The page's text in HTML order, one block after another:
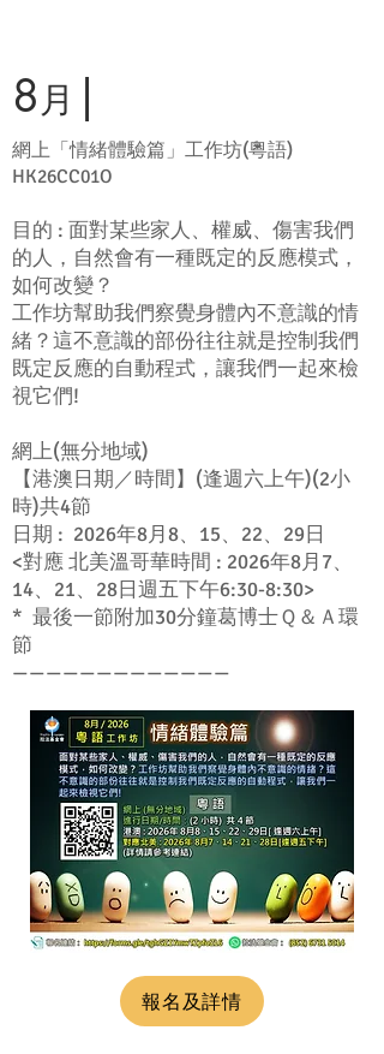
8月 |
網上「情緒體驗篇」工作坊(粵語)
HK26CC01O
目的 : 面對某些家人、權威、傷害我們
的人，自然會有一種既定的反應模式，
如何改變？
工作坊幫助我們察覺身體內不意識的情
緒？這不意識的部份往往就是控制我們
既定反應的自動程式，讓我們一起來檢
視它們!
網上(無分地域)
【港澳日期／時間】(逢週六上午)(2小
時)共4節
日期 : 2026年8月8、15、22、29日
<對應 北美溫哥華時間 : 2026年8月7、
14、21、28日週五下午6:30-8:30>
* 最後一節附加30分鐘葛博士Ｑ＆Ａ環
節
—————————————
報名及詳情